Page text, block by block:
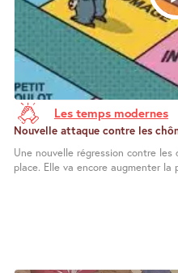
Les temps modernes
Nouvelle attaque contre les
Une nouvelle régression contre les
place. Elle va encore augmenter la